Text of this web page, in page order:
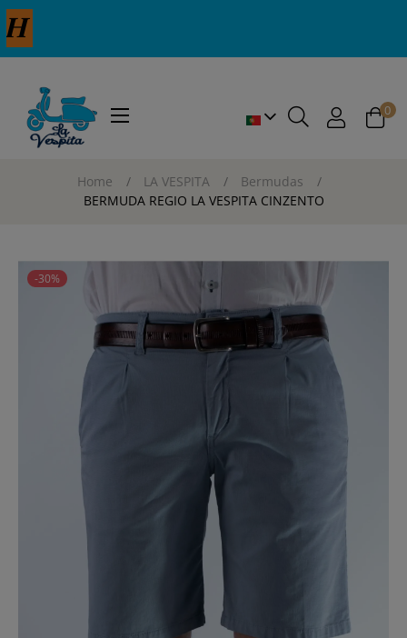
Toggle
☰ 0
Home LA VESPITA
Bermudas
BERMUDA REGIO LA VESPITA CINZENTO
-30%